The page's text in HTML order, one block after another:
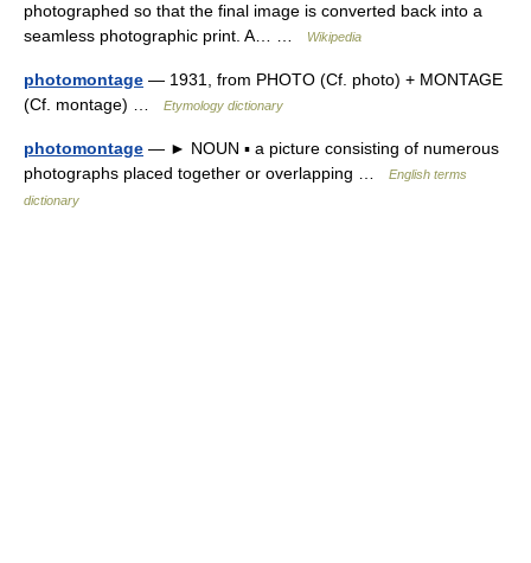
photographed so that the final image is converted back into a
seamless photographic print. A… …
Wikipedia
photomontage — 1931, from PHOTO (Cf. photo) + MONTAGE
(Cf. montage) …
Etymology dictionary
photomontage — ► NOUN ▪ a picture consisting of numerous
photographs placed together or overlapping …
English terms
dictionary